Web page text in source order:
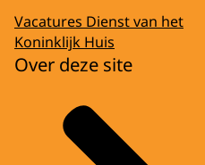
Vacatures Dienst van het
Koninklijk Huis
Over deze site